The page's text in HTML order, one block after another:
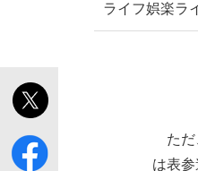
「目
ライフ娯楽ラ
ただ
は表